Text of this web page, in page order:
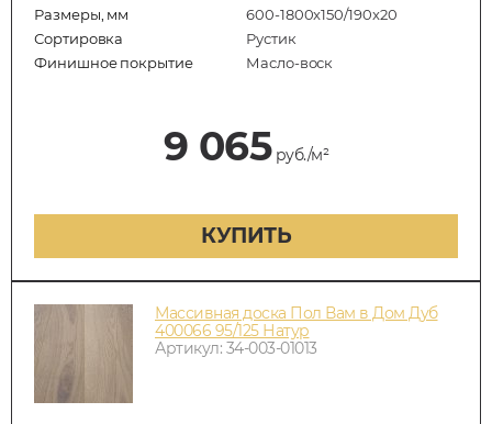
Размеры, мм
600-1800x150/190x20
Сортировка
Рустик
Финишное покрытие
Масло-воск
9 065руб./м²
КУПИТЬ
Массивная доска Пол Вам в Дом Дуб
400066 95/125 Натур
Артикул: 34-003-01013